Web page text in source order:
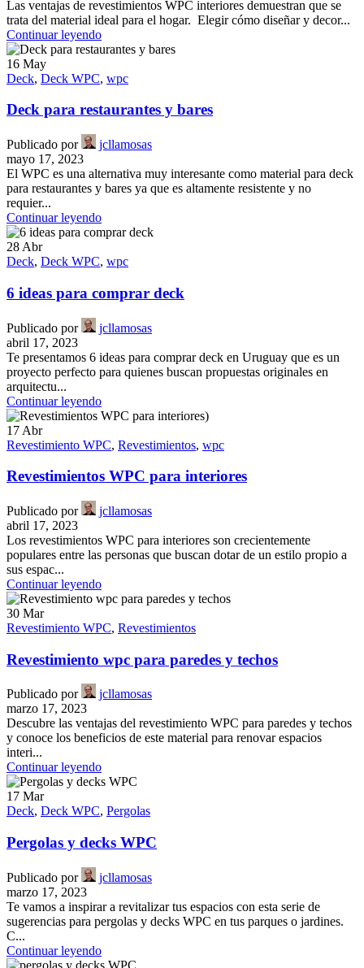
Las ventajas de revestimientos WPC interiores demuestran que se
trata del material ideal para el hogar. Elegir cómo diseñar y decor...
Continuar leyendo
16 May
Deck, Deck WPC, wpc
Deck para restaurantes y bares
Publicado por
jcllamosas
mayo 17, 2023
El WPC es una alternativa muy interesante como material para deck
para restaurantes y bares ya que es altamente resistente y no
requier...
Continuar leyendo
28 Abr
Deck, Deck WPC, wpc
6 ideas para comprar deck
Publicado por
jcllamosas
abril 17, 2023
Te presentamos 6 ideas para comprar deck en Uruguay que es un
proyecto perfecto para quienes buscan propuestas originales en
arquitectu...
Continuar leyendo
17 Abr
Revestimiento WPC, Revestimientos, wpc
Revestimientos WPC para interiores
Publicado por
jcllamosas
abril 17, 2023
Los revestimientos WPC para interiores son crecientemente
populares entre las personas que buscan dotar de un estilo propio a
sus espac...
Continuar leyendo
30 Mar
Revestimiento WPC, Revestimientos
Revestimiento wpc para paredes y techos
Publicado por
jcllamosas
marzo 17, 2023
Descubre las ventajas del revestimiento WPC para paredes y techos
y conoce los beneficios de este material para renovar espacios
interi...
Continuar leyendo
17 Mar
Deck, Deck WPC, Pergolas
Pergolas y decks WPC
Publicado por
jcllamosas
marzo 17, 2023
Te vamos a inspirar a revitalizar tus espacios con esta serie de
sugerencias para pergolas y decks WPC en tus parques o jardines.
C...
Continuar leyendo